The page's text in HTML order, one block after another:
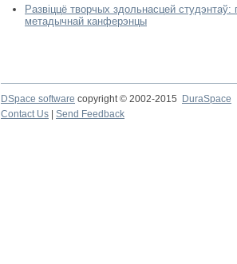
Развіццё творчых здольнасцей
метадычнай канферэнцы
DSpace software copyright © 2002-2015 DuraSpace
Contact Us
Send Feedback